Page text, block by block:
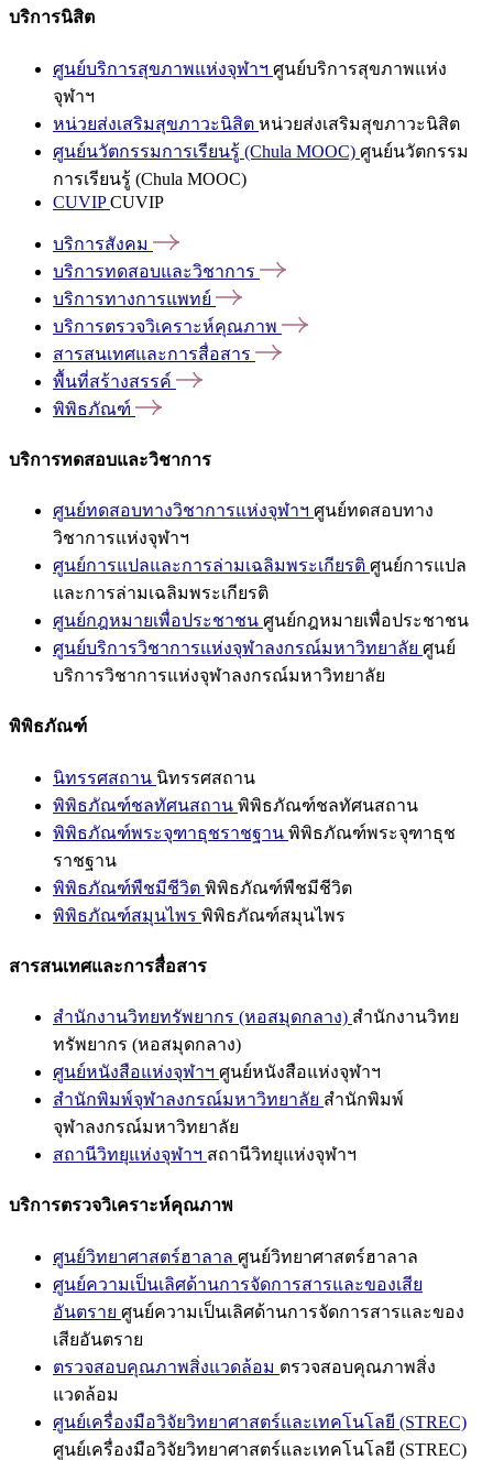
บริการนิสิต
ศูนย์บริการสุขภาพแห่งจุฬาฯ ศูนย์บริการสุขภาพแห่ง
จุฬาฯ
หน่วยส่งเสริมสุขภาวะนิสิต หน่วยส่งเสริมสุขภาวะนิสิต
ศูนย์นวัตกรรมการเรียนรู้ (Chula MOOC) ศูนย์นวัตกรรม
การเรียนรู้ (Chula MOOC)
CUVIPCUVIP
บริการสังคม
บริการทดสอบและวิชาการ
บริการทางการแพทย์
บริการตรวจวิเคราะห์คุณภาพ
สารสนเทศและการสื่อสาร
พื้นที่สร้างสรรค์
พิพิธภัณฑ์
บริการทดสอบและวิชาการ
ศูนย์ทดสอบทางวิชาการแห่งจุฬาฯ ศูนย์ทดสอบทาง
วิชาการแห่งจุฬาฯ
ศูนย์การแปลและการล่ามเฉลิมพระเกียรติ ศูนย์การแปล
และการล่ามเฉลิมพระเกียรติ
ศูนย์กฎหมายเพื่อประชาชน ศูนย์กฎหมายเพื่อประชาชน
ศูนย์บริการวิชาการแห่งจุฬาลงกรณ์มหาวิทยาลัย ศูนย์
บริการวิชาการแห่งจุฬาลงกรณ์มหาวิทยาลัย
พิพิธภัณฑ์
นิทรรศสถาน นิทรรศสถาน
พิพิธภัณฑ์ชลทัศนสถาน พิพิธภัณฑ์ชลทัศนสถาน
พิพิธภัณฑ์พระจุฑาธุชราชฐาน พิพิธภัณฑ์พระจุฑาธุช
ราชฐาน
พิพิธภัณฑ์พืชมีชีวิต พิพิธภัณฑ์พืชมีชีวิต
พิพิธภัณฑ์สมุนไพร พิพิธภัณฑ์สมุนไพร
สารสนเทศและการสื่อสาร
สำนักงานวิทยทรัพยากร (หอสมุดกลาง) สำนักงานวิทย
ทรัพยากร (หอสมุดกลาง)
ศูนย์หนังสือแห่งจุฬาฯ ศูนย์หนังสือแห่งจุฬาฯ
สำนักพิมพ์จุฬาลงกรณ์มหาวิทยาลัย สำนักพิมพ์
จุฬาลงกรณ์มหาวิทยาลัย
สถานีวิทยุแห่งจุฬาฯ สถานีวิทยุแห่งจุฬาฯ
บริการตรวจวิเคราะห์คุณภาพ
ศูนย์วิทยาศาสตร์ฮาลาล ศูนย์วิทยาศาสตร์ฮาลาล
ศูนย์ความเป็นเลิศด้านการจัดการสารและของเสีย
อันตราย ศูนย์ความเป็นเลิศด้านการจัดการสารและของ
เสียอันตราย
ตรวจสอบคุณภาพสิ่งแวดล้อม ตรวจสอบคุณภาพสิ่ง
แวดล้อม
ศูนย์เครื่องมือวิจัยวิทยาศาสตร์และเทคโนโลยี (STREC)
ศูนย์เครื่องมือวิจัยวิทยาศาสตร์และเทคโนโลยี (STREC)